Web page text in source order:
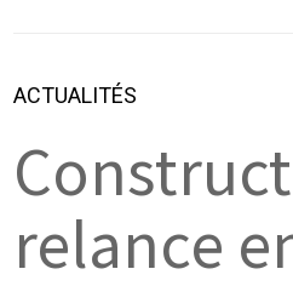
ACTUALITÉS
relance